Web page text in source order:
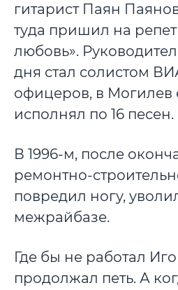
гитарист Паян
туда пришил на
любовь».
дня стал солистом
офицеров, в Могилев
исполнял по 16 песен.
В 1996-м, после
ремонтно-
повредил ногу,
межрайбазе.
Где бы не работал
продолжал петь. А